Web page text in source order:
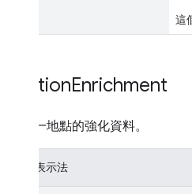
這
LocationEnrichment
包含單一地點的強化資料。
JSON 表示法